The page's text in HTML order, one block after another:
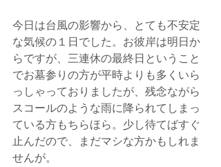
今日は台風の影響から、とても不安定
な気候の１日でした。お彼岸は明日か
らですが、三連休の最終日ということ
でお墓参りの方が平時よりも多くいら
っしゃっておりましたが、残念ながら
スコールのような雨に降られてしまっ
ている方もちらほら。少し待てばすぐ
止んだので、まだマシな方かもしれま
せんが。